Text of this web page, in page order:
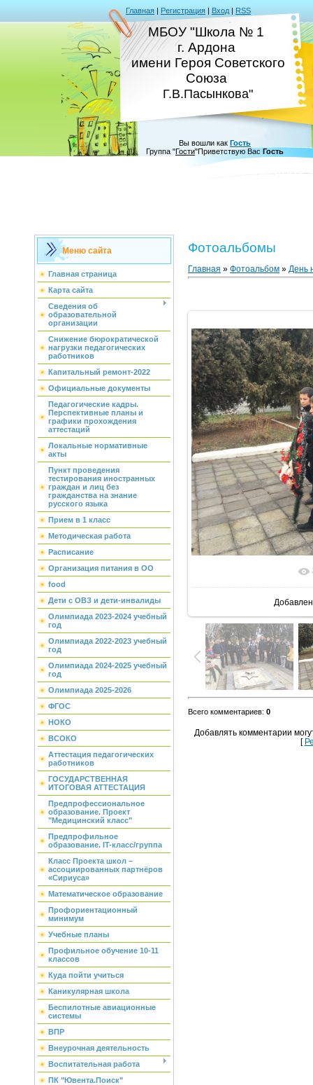
Главная | Регистрация | Вход | RSS
МБОУ "Школа № 1
г. Ардона
имени Героя Советского
Союза
Г.В.Пасынкова"
Вы вошли как Гость
Группа "Гости"Приветствую Вас Гость
Меню сайта
Главная страница
Карта сайта
Сведения об
образовательной
организации
Снижение бюрократической
нагрузки педагогических
работников
Капитальный ремонт-2022
Официальные документы
Педагогические кадры.
Перспективные планы и
графики прохождения
аттестаций
Локальные нормативные
акты
Пункт проведения
тестирования иностранных
граждан и лиц без
гражданства на знание
русского языка
Прием в 1 класс
Методическая работа
Расписание
Организация питания в ОО
food
Дети с ОВЗ и дети-инвалиды
Олимпиада 2023-2024 учебный
год
Олимпиада 2022-2023 учебный
год
Олимпиада 2024-2025 учебный
год
Олимпиада 2025-2026
ФГОС
НОКО
ВСОКО
Аттестация педагогических
работников
ГОСУДАРСТВЕННАЯ
ИТОГОВАЯ АТТЕСТАЦИЯ
Предпрофессиональное
образование. Проект
"Медицинский класс"
Предпрофильное
образование. IT-класс/группа
Класс Проекта школ –
ассоциированных партнёров
«Сириуса»
Математическое образование
Профориентационный
минимум
Учебные планы
Профильное обучение 10-11
классов
Куда пойти учиться
Каникулярная школа
Беспилотные авиационные
системы
ВПР
Внеурочная деятельность
Воспитательная работа
ПК "Ювента.Поиск"
Фотоальбомы
Главная » Фотоальбом » День
В
Всего комментариев: 0
Добавлять комментарии
[